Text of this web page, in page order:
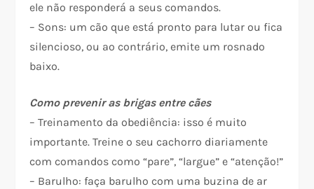
ele não responderá a seus comandos.
– Sons: um cão que está pronto para lutar ou fica
silencioso, ou ao contrário, emite um rosnado
baixo.
Como prevenir as brigas entre cães
– Treinamento da obediência: isso é muito
importante. Treine o seu cachorro diariamente
com comandos como “pare”, “largue” e “atenção!”
– Barulho: faça barulho com uma buzina de ar